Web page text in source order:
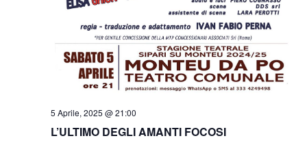
L’ULTIMO DEGLI AMANTI FOCOSI
5 Aprile, 2025 @ 21:00